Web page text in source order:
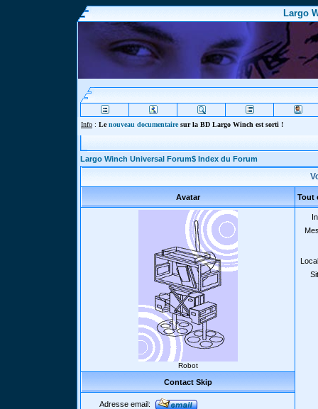
Largo
Info : Lenouveau documentairesur la BD Largo Winch est sorti !
Largo Winch Universal Forum$ Index du Forum
Avatar Tout
Robot
Contact Skip
Adresse email: